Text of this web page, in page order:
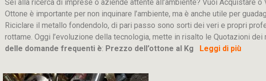
Sei alla ricerca di imprese o aziende attente all’ambiente? Vuoi Acquistare
Ottone è importante per non inquinare l’ambiente, ma è anche utile per
Riciclare il metallo fondendolo, di pari passo sono sorti dei veri e propri
rottame. Oggi l’evoluzione della tecnologia, mette in risalto le Quotazioni
delle domande frequenti è: Prezzo dell’ottone al Kg Leggi di più